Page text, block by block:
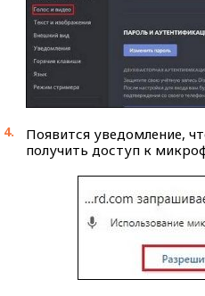
Появится уведомление,
получить доступ к